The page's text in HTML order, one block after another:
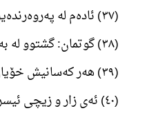
(٣٧) ئادەم لە پەروەرندەیڕا چەند وشەیەکی پێ گەییشت. ئەوسا تۆبەکەی قبووڵ کرد. ھەر خۆیەتی لە پەژیوانان دەبوورێ و دلۆڤانە.
(٣٨) گوتمان: گشتوو لە بەھەشت بڕۆنە خوارێ؛ ئەوسا ئەگەر لای منەوە ڕێنوێنیێکتان بۆ ھات، ئەوانەی بکەونە شوێنی ڕێنوێنیم، نە لە ھیچ شتێ دەترسن نە خەم دەخۆن.
(٣٩) ھەر کەسانیش خۆیان تووشی ھەڵە کەن و لە نیشانەکانی من حاشایە بکەن؛ دەبن بە یاری ئاگر و ھەتا سەر ھەر تیا دەبن.
(٤٠) ئەی زار و زیچی ئیسرائیل! لە بیروو بێ چەندەم چاکە دەگەڵ کردوون. پەیمانی من بەجێ بێنن؛ منیش پەیمانێ پێم داون، پێک دێنم و ھەر تەنیا لە خۆم بترسن.